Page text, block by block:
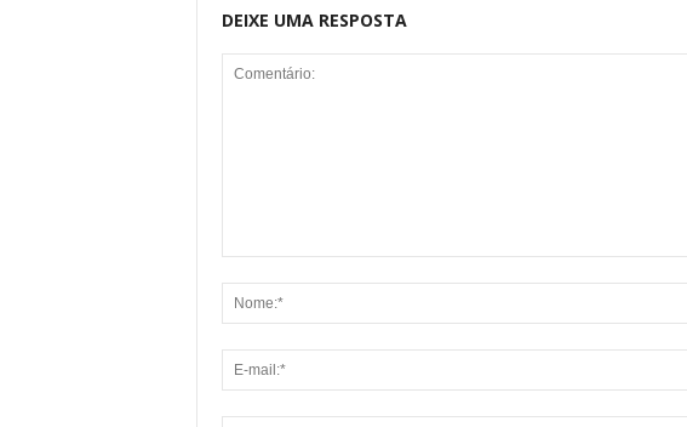
DEIXE UMA RESPOSTA